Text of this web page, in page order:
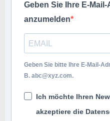
Geben Sie Ihre E-
anzumelden
Geben Sie bitte Ihre E-Mail-
B. abc@xyz.com.
Ich möchte Ihren
akzeptiere die